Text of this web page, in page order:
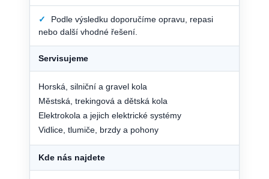
✓
Podle výsledku doporučíme opravu, repasi
nebo další vhodné řešení.
Servisujeme
Horská, silniční a gravel kola
Městská, trekingová a dětská kola
Elektrokola a jejich elektrické systémy
Vidlice, tlumiče, brzdy a pohony
Kde nás najdete